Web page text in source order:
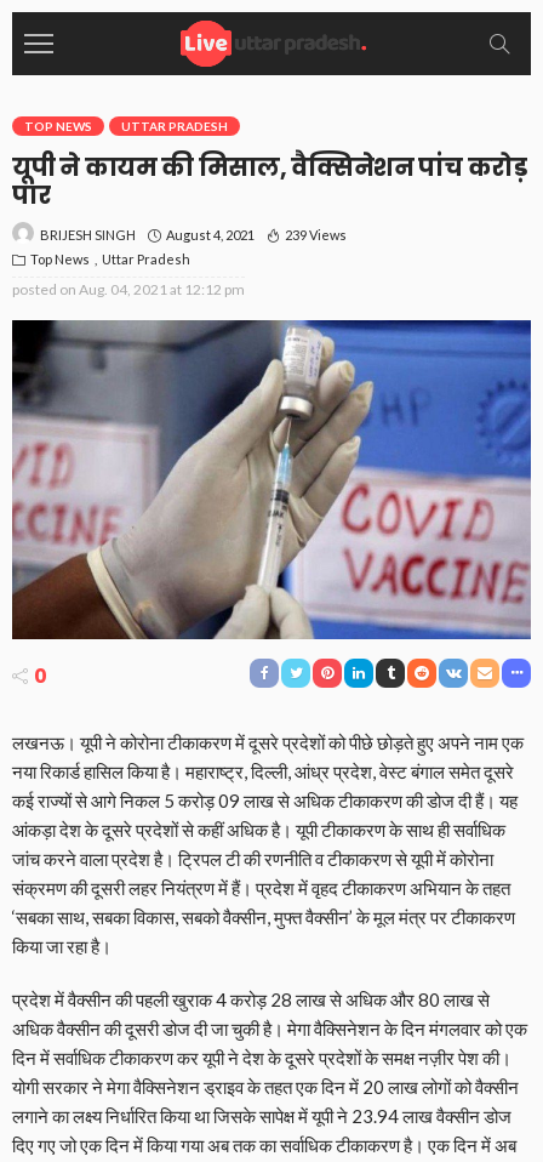
TOP NEWS UTTAR PRADESH
यूपी ने कायम की मिसाल, वैक्सिनेशन पांच करोड़
पार
BRIJESH SINGH August 4, 2021
239 Views
Top News
Uttar Pradesh
posted on Aug. 04, 2021 at 12:12 pm
0
लखनऊ। यूपी ने कोरोना टीकाकरण में दूसरे प्रदेशों को पीछे छोड़ते हुए अपने नाम एक
नया रिकार्ड हासिल किया है। महाराष्‍ट्र, दिल्‍ली, आंध्र प्रदेश, वेस्‍ट बंगाल समेत दूसरे
कई राज्‍यों से आगे निकल 5 करोड़ 09 लाख से अधिक टीकाकरण की डोज दी हैं। यह
आंकड़ा देश के दूसरे प्रदेशों से कहीं अधिक है। यूपी टीकाकरण के साथ ही सर्वाधिक
जांच करने वाला प्रदेश है। ट्रिपल टी की रणनीति व टीकाकरण से यूपी में कोरोना
संक्रमण की दूसरी लहर नियंत्रण में हैं। प्रदेश में वृहद टीकाकरण अभियान के तहत
‘सबका साथ, सबका विकास, सबको वैक्सीन, मुफ्त वैक्सीन’ के मूल मंत्र पर टीकाकरण
किया जा रहा है।
प्रदेश में वैक्‍सीन की पहली खुराक 4 करोड़ 28 लाख से अधिक और 80 लाख से
अधिक वैक्‍सीन की दूसरी डोज दी जा चुकी है। मेगा वैक्सिनेशन के दिन मंगलवार को एक
दिन में सर्वाधिक टीकाकरण कर यूपी ने देश के दूसरे प्रदेशों के समक्ष नज़ीर पेश की।
योगी सरकार ने मेगा वैक्सिनेशन ड्राइव के तहत एक दिन में 20 लाख लोगों को वैक्सीन
लगाने का लक्ष्य निर्धारित किया था जिसके सापेक्ष में यूपी ने 23.94 लाख वैक्सीन डोज
दिए गए जो एक दिन में किया गया अब तक का सर्वाधिक टीकाकरण है। एक दिन में अब